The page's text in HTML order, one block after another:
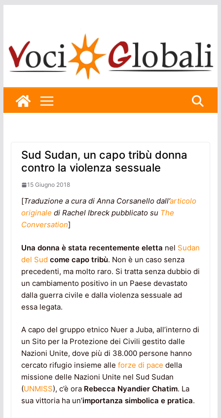
Sud Sudan, un capo tribù donna
contro la violenza sessuale
15 Giugno 2018
[Traduzione a cura di Anna Corsanello dall’articolo
originale di Rachel Ibreckpubblicato su The
Conversation]
Una donna è stata recentemente eletta nel Sudan
del Sud come capo tribù. Non è un caso senza
precedenti, ma molto raro. Si tratta senza dubbio di
un cambiamento positivo in un Paese devastato
dalla guerra civile e dalla violenza sessuale ad
essa legata.
A capo del gruppo etnico Nuer a Juba, all’interno di
un Sito per la Protezione dei Civili gestito dalle
Nazioni Unite, dove più di 38.000 persone hanno
cercato rifugio insieme alle forze di pace della
missione delle Nazioni Unite nel Sud Sudan
(UNMISS), c’è ora Rebecca Nyandier Chatim. La
sua vittoria ha un’importanza simbolica e pratica.